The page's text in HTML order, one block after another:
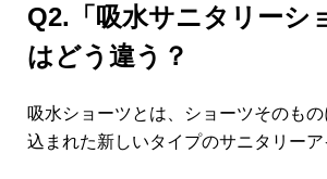
Q2.「吸水サニタリーシ
はどう違う？
吸水ショーツとは、ショーツそのも
込まれた新しいタイプのサニタリーア